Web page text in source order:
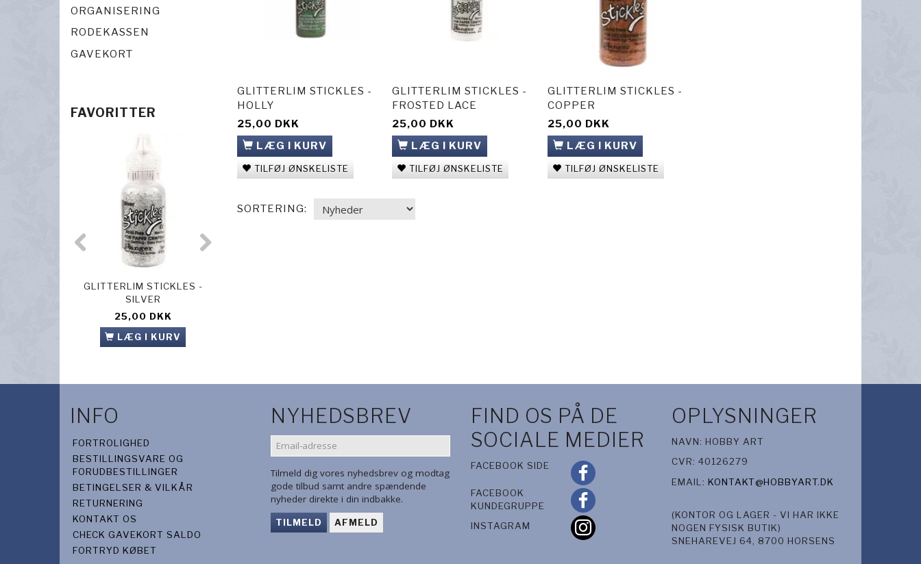
ORGANISERING
RODEKASSEN
GAVEKORT
FAVORITTER
GLITTERLIM STICKLES -
SILVER
25,00 DKK
LÆG I KURV
GLITTERLIM STICKLES -
HOLLY
25,00 DKK
LÆG I KURV
TILFØJ ØNSKELISTE
GLITTERLIM STICKLES -
FROSTED LACE
25,00 DKK
LÆG I KURV
TILFØJ ØNSKELISTE
GLITTERLIM STICKLES -
COPPER
25,00 DKK
LÆG I KURV
TILFØJ ØNSKELISTE
SORTERING:
INFO
FORTROLIGHED
BESTILLINGSVARE OG
FORUDBESTILLINGER
BETINGELSER & VILKÅR
RETURNERING
KONTAKT OS
CHECK GAVEKORT SALDO
FORTRYD KØBET
NYHEDSBREV
EMAIL-
ADRESSE
Tilmeld dig vores nyhedsbrev og modtag
gode tilbud samt andre spændende
nyheder direkte i din indbakke.
TILMELD AFMELD
FIND OS PÅ DE
SOCIALE MEDIER
FACEBOOK SIDE
FACEBOOK
KUNDEGRUPPE
INSTAGRAM
OPLYSNINGER
NAVN: HOBBY ART
CVR: 40126279
EMAIL: KONTAKT@HOBBYART.DK
(KONTOR OG LAGER - VI HAR IKKE
NOGEN FYSISK BUTIK)
SNEHAREVEJ 64, 8700 HORSENS